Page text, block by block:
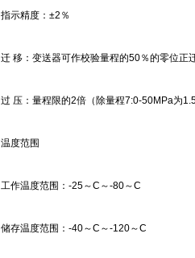
指示精度：±2％
迁 移：变送器可作校验量程的50％的零位正
过 压：量程限的2倍（除量程7:0-50MPa为1.5
温度范围
工作温度范围：-25～C～-80～C
储存温度范围：-40～C～-120～C